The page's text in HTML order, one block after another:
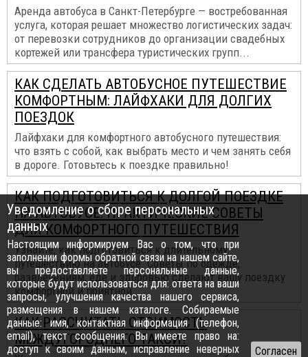
Аренда автобуса в Санкт-Петербурге — востребованная
услуга, которая решает множество логистических задач:
от перевозки сотрудников до организации свадебных
кортежей или трансфера туристических групп...
КАК СДЕЛАТЬ АВТОБУСНОЕ ПУТЕШЕСТВИЕ
КОМФОРТНЫМ: ЛАЙФХАКИ ДЛЯ ДОЛГИХ
ПОЕЗДОК
Лайфхаки для комфортного автобусного путешествия:
что взять с собой, как выбрать место и чем занять себя
в дороге. Готовьтесь к поездке правильно!
КАК ПОДГОТОВИТЬСЯ К ДОЛГОЙ ПОЕЗДКЕ
НА АВТОБУСЕ: ПРАКТИЧЕСКИЕ СОВЕТЫ
ДЛЯ КОМФОРТНОГО ПУТЕШЕСТВИЯ
Узнайте, как подготовиться к длительному
путешествию на автобусе. Советы по одежде,
развлечениям, еде и здоровью сделают вашу поездку
комфортной и приятной...
КАК РАССЧИТАТЬ СТОИМОСТЬ
МЕЖДУГОРОДНЕГО ТАКСИ?
Уведомление о сборе персональных
данных
Настоящим информируем Вас о том, что при
заполнении формы обратной связи на нашем сайте,
вы предоставляете персональные данные,
которые будут использоваться для: ответа на ваши
запросы, улучшения качества нашего сервиса,
размещения в нашем каталоге. Собираемые
данные: имя, контактная информация (телефон,
email), текст сообщения. Вы имеете право на:
доступ к своим данным, исправление неверных